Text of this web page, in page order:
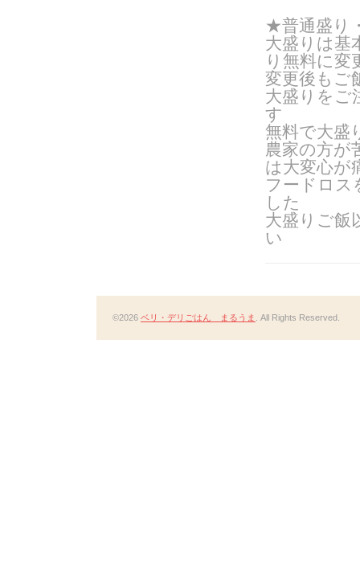
★普通盛り
大盛りは基
り無料に変
変更後もご
大盛りをご
す
無料で大盛
農家の方が
は大変心が
フードロス
した
大盛りご飯
い
©2026 ベリ・デリごはん まるうま . All Rights Reserved.